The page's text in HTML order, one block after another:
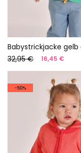
32,95 €
16,45 €
-50%